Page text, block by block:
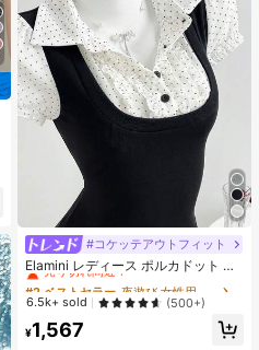
#コケッテアウトフィット
Elamini レディース ポルカドット パ
ッチワーク レーストリム 配色 ウエ
スト ショートスリーブ トップス 夏
用
#2 ベストセラー
夜遊び 女性用ブラウス
売り切れ間近！
#2 ベストセラー
売り切れ間近！
#2 ベストセラー
売り切れ間近！
#2 ベストセラー
売り切れ間近！
6.5k+ sold (500+)
¥1,567